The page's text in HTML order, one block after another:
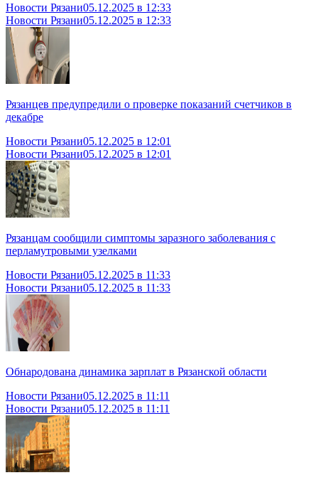
Новости Рязани05.12.2025 в 12:33
Новости Рязани05.12.2025 в 12:33
Рязанцев предупредили о проверке показаний счетчиков в
декабре
Новости Рязани05.12.2025 в 12:01
Новости Рязани05.12.2025 в 12:01
Рязанцам сообщили симптомы заразного заболевания с
перламутровыми узелками
Новости Рязани05.12.2025 в 11:33
Новости Рязани05.12.2025 в 11:33
Обнародована динамика зарплат в Рязанской области
Новости Рязани05.12.2025 в 11:11
Новости Рязани05.12.2025 в 11:11